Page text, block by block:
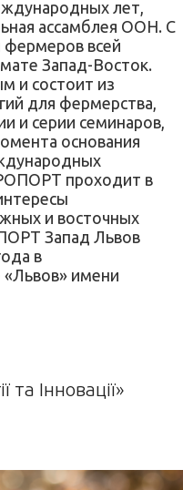
лет,
ассамблея ООН. С
всей
Запад-Восток.
и состоит из
для фермерства,
и серии семинаров,
основания
проходит в
и восточных
Запад Львов
в
имени
та Інновації»